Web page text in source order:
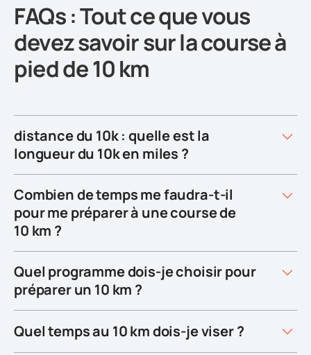
FAQs : Tout ce que vous
devez savoir sur la course à
pied de 10 km
distance du 10k : quelle est la
longueur du 10k en miles ?
Combien de temps me faudra-t-il
pour me préparer à une course de
10 km ?
Quel programme dois-je choisir pour
préparer un 10 km ?
Quel temps au 10 km dois-je viser ?